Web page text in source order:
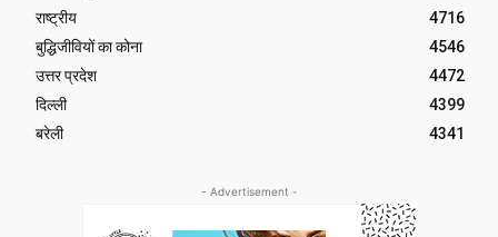
राष्ट्रीय
4716
बुद्धिजीवियों का कोना
4546
उत्तर प्रदेश
4472
दिल्ली
4399
बरेली
4341
- Advertisement -